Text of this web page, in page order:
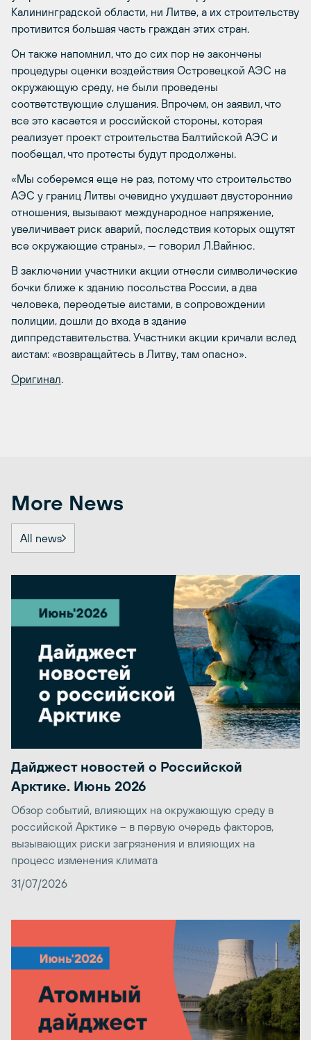
Калининградской области, ни Литве, а их строительству
противится большая часть граждан этих стран.
Он также напомнил, что до сих пор не закончены
процедуры оценки воздействия Островецкой АЭС на
окружающую среду, не были проведены
соответствующие слушания. Впрочем, он заявил, что
все это касается и российской стороны, которая
реализует проект строительства Балтийской АЭС и
пообещал, что протесты будут продолжены.
«Мы соберемся еще не раз, потому что строительство
АЭС у границ Литвы очевидно ухудшает двусторонние
отношения, вызывают международное напряжение,
увеличивает риск аварий, последствия которых ощутят
все окружающие страны», — говорил Л.Вайнюс.
В заключении участники акции отнесли символические
бочки ближе к зданию посольства России, а два
человека, переодетые аистами, в сопровождении
полиции, дошли до входа в здание
диппредставительства. Участники акции кричали вслед
аистам: «возвращайтесь в Литву, там опасно».
Оригинал.
More News
All news
Дайджест новостей о Российской
Арктике. Июнь 2026
Обзор событий, влияющих на окружающую среду в
российской Арктике – в первую очередь факторов,
вызывающих риски загрязнения и влияющих на
процесс изменения климата
31/07/2026